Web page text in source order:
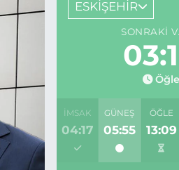
ESKİŞEHİR
SONRAKI
İMSAK
04:17
GÜNEŞ
05:55
ÖĞLE
13:09